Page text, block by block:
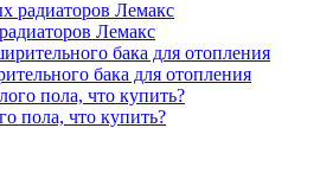
Лемакс
бака для отопления
пола, что купить?